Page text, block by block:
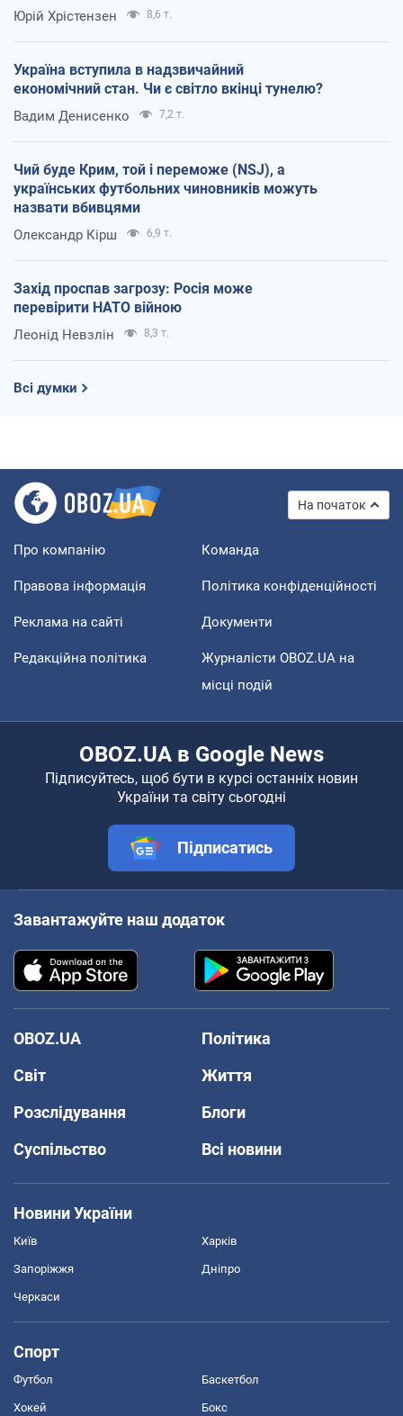
Юрій Хрістензен 8,6 т.
Україна вступила в надзвичайний
економічний стан. Чи є світло вкінці тунелю?
Вадим Денисенко 7,2 т.
Чий буде Крим, той і переможе (NSJ), а
українських футбольних чиновників можуть
назвати вбивцями
Олександр Кірш 6,9 т.
Захід проспав загрозу: Росія може
перевірити НАТО війною
Леонід Невзлін 8,3 т.
Всі думки
На початок
Про компанію Команда
Правова інформація Політика конфіденційності
Реклама на сайті Документи
Редакційна політика
Журналісти OBOZ.UA на
місці подій
OBOZ.UA в Google News
Підписуйтесь, щоб бути в курсі останніх новин
України та світу сьогодні
Підписатись
Завантажуйте наш додаток
OBOZ.UA
Політика
Світ
Життя
Розслідування
Блоги
Суспільство
Всі новини
Новини України
Київ Харків
Запоріжжя Дніпро
Черкаси
Спорт
Футбол Баскетбол
Хокей Бокс